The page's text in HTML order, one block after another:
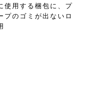
使用する梱包に、プ
プのゴミが出ないロ